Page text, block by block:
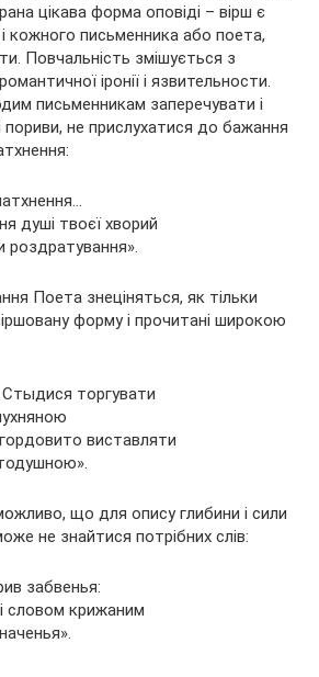
цікава форма оповіді – вірш є
кожного письменника або поета,
Повчальність змішується з
іронії і язвительности.
письменникам заперечувати і
пориви, не прислухатися до бажання
душі твоєї хворий
роздратування».
Поета знеціняться, як тільки
форму і прочитані широкою
торгувати
виставляти
що для опису глибини і сили
не знайтися потрібних слів:
забвенья:
словом крижаним